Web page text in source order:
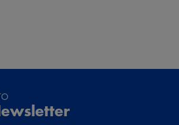
e 29 giorni fa
acquistate per mio figlio